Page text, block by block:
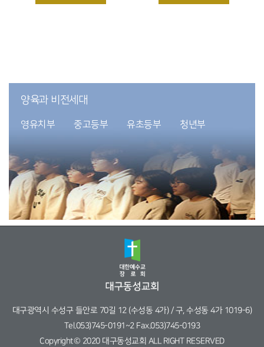
양육과 비전세대
영유치부 중고등부 유초등부 청년부
대구광역시 수성구 들안로 70길 12 (수성동 4가) / 구, 수성동 4가 1019-6)
Tel.053)745-0191~2 Fax.053)745-0193
Copyright© 2020 대구동성교회 ALL RIGHT RESERVED